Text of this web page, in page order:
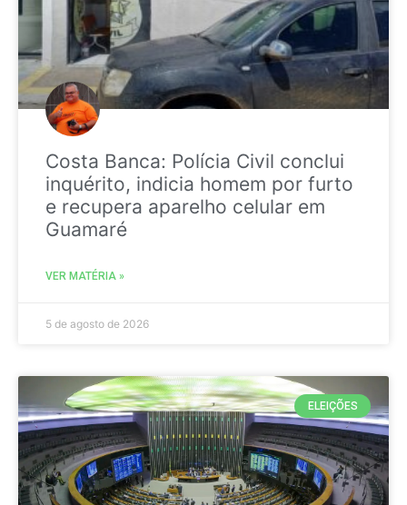
Costa Banca: Polícia Civil conclui
inquérito, indicia homem por furto
e recupera aparelho celular em
Guamaré
VER MATÉRIA »
5 de agosto de 2026
ELEIÇÕES